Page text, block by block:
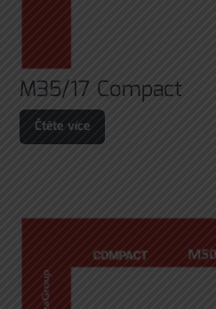
M35/17 Compact
Čtěte více